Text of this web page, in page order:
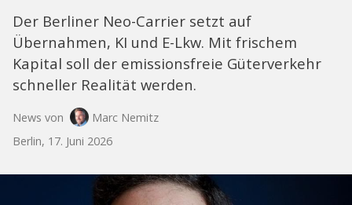
Der Berliner Neo-Carrier setzt auf
Übernahmen, KI und E-Lkw. Mit frischem
Kapital soll der emissionsfreie Güterverkehr
schneller Realität werden.
News von
Marc Nemitz
Berlin, 17. Juni 2026